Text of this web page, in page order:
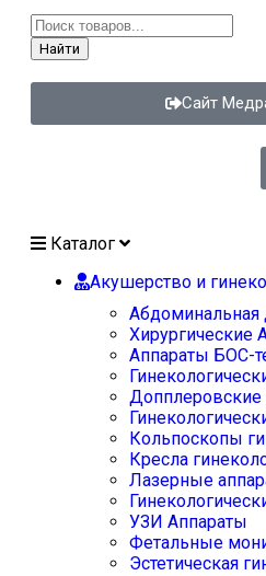
Найти
Сайт
Каталог
Акушерство и
Абдоминальная
Хирургические
Аппараты БОС-
Допплеровские
Кольпоскопы
Кресла
Лазерные
УЗИ Аппараты
Фетальные
Эстетическая